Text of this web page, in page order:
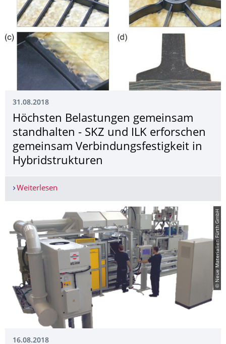
31.08.2018
Höchsten Belastungen gemeinsam
standhalten - SKZ und ILK erforschen
gemeinsam Verbindungsfestig­keit in
Hybridstrukturen
Weiterlesen
© Neue Materialien Fürth GmbH
16.08.2018